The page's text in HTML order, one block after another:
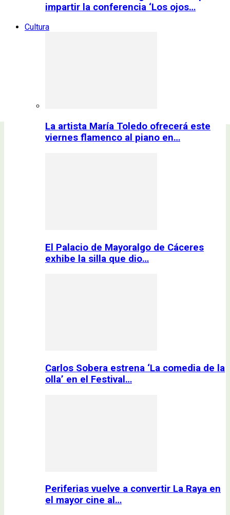
impartir la conferencia ‘Los ojos…
Cultura
La artista María Toledo ofrecerá este
viernes flamenco al piano en…
El Palacio de Mayoralgo de Cáceres
exhibe la silla que dio…
Carlos Sobera estrena ‘La comedia de la
olla’ en el Festival…
Periferias vuelve a convertir La Raya en
el mayor cine al…